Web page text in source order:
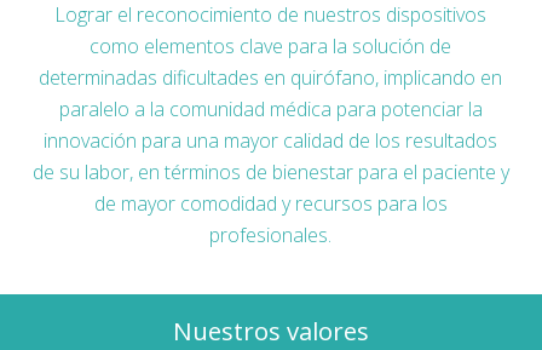
Lograr el reconocimiento de nuestros dispositivos
como elementos clave para la solución de
determinadas dificultades en quirófano, implicando en
paralelo a la comunidad médica para potenciar la
innovación para una mayor calidad de los resultados
de su labor, en términos de bienestar para el paciente y
de mayor comodidad y recursos para los
profesionales.
Nuestros valores